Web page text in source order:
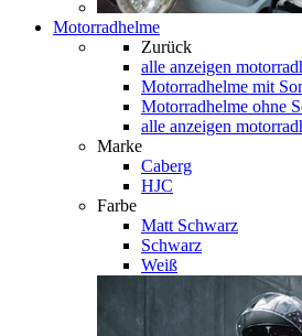
Motorradhelme
Zurück
alle anzeigen
Motorradhelme mit
Motorradhelme ohne
alle anzeigen
Marke
Caberg
HJC
Farbe
Matt Schwarz
Schwarz
Weiß